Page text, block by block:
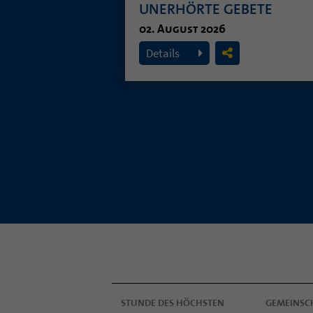
UNERHÖRTE GEBETE
02. August 2026
Details
STUNDE DES HÖCHSTEN